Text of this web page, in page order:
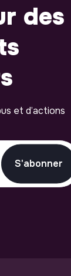
des
et d’actions
S'abonner